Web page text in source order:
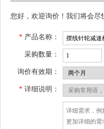
您好，欢迎询价！我们将会尽
* 产品名称：
采购数量：
询价有效期：
* 详细说明：